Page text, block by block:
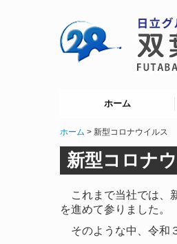
ホーム
新型コロナウイルス
ホーム 新型コロナウイルス
新型コロナ
これまで当社では、
を進めて参りました。
そのような中、令和